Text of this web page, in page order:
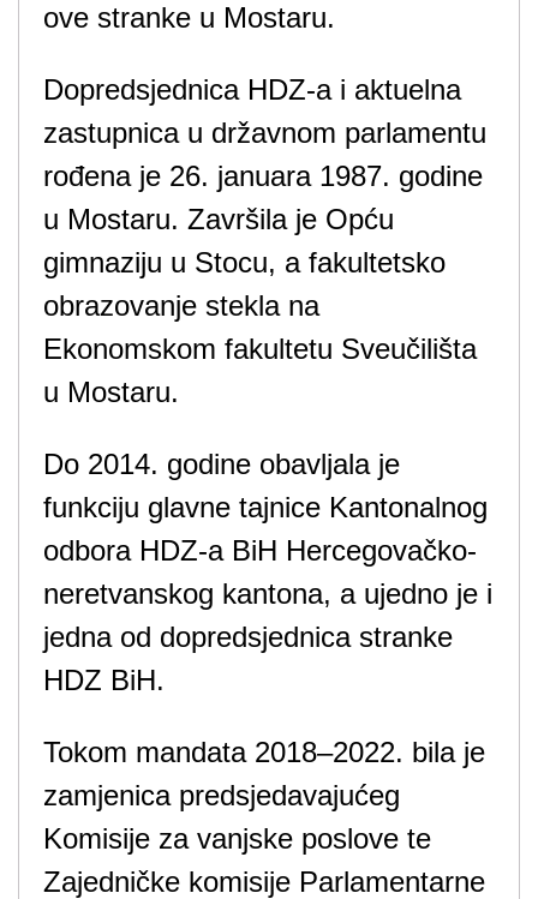
ove stranke u Mostaru.
Dopredsjednica HDZ-a i aktuelna
zastupnica u državnom parlamentu
rođena je 26. januara 1987. godine
u Mostaru. Završila je Opću
gimnaziju u Stocu, a fakultetsko
obrazovanje stekla na
Ekonomskom fakultetu Sveučilišta
u Mostaru.
Do 2014. godine obavljala je
funkciju glavne tajnice Kantonalnog
odbora HDZ-a BiH Hercegovačko-
neretvanskog kantona, a ujedno je i
jedna od dopredsjednica stranke
HDZ BiH.
Tokom mandata 2018–2022. bila je
zamjenica predsjedavajućeg
Komisije za vanjske poslove te
Zajedničke komisije Parlamentarne